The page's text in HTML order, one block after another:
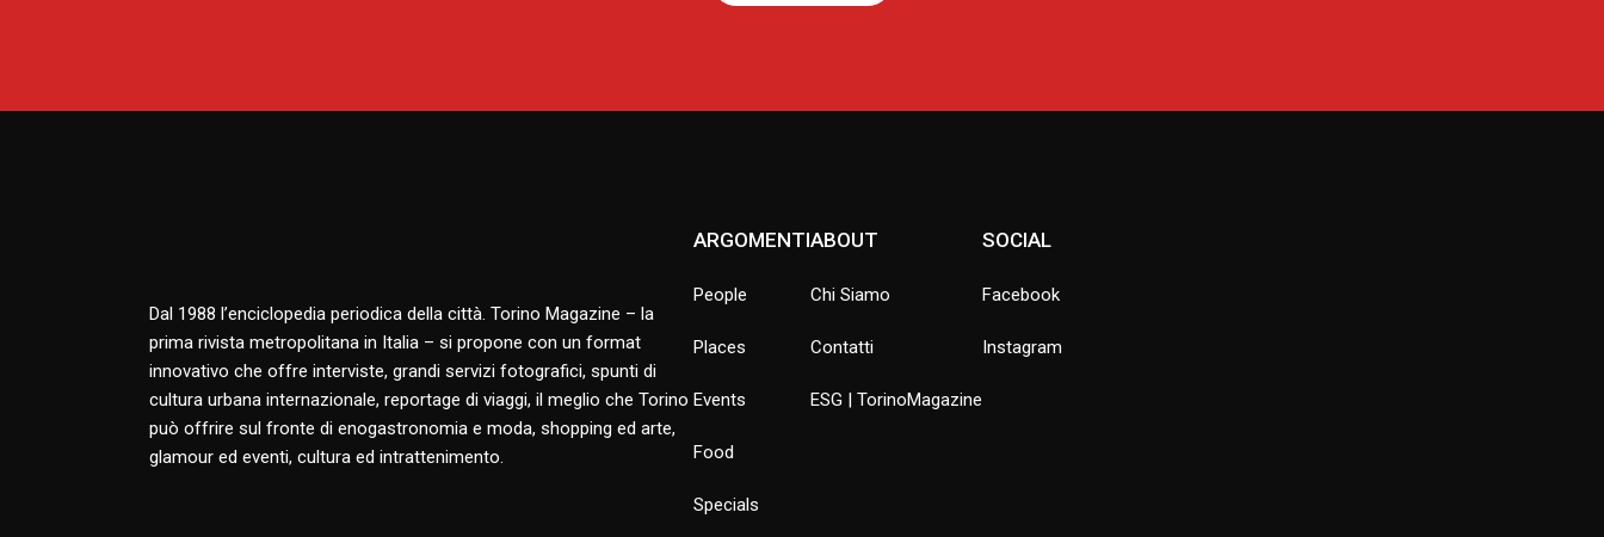
Dal 1988 l’enciclopedia periodica della città. Torino Magazine – la
prima rivista metropolitana in Italia – si propone con un format
innovativo che offre interviste, grandi servizi fotografici, spunti di
cultura urbana internazionale, reportage di viaggi, il meglio che Torino
può offrire sul fronte di enogastronomia e moda, shopping ed arte,
glamour ed eventi, cultura ed intrattenimento.
ARGOMENTI
People
Places
Events
Food
Specials
ABOUT
Chi Siamo
Contatti
ESG | TorinoMagazine
SOCIAL
Facebook
Instagram